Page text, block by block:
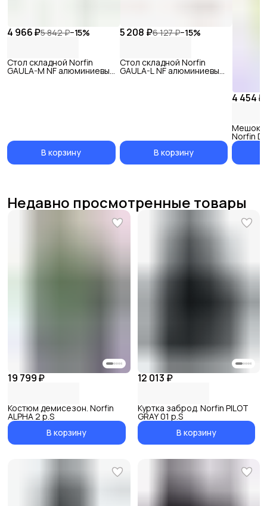
4 966 ₽5 842 ₽−15%
Стол складной Norfin
GAULA-M NF алюминиевый
В корзину
5 208 ₽6 127 ₽−15%
Стол складной Norfin
GAULA-L NF алюминиевый
В корзину
4 454 ₽
Мешок-
Norfin
Недавно просмотренные товары
19 799 ₽
Костюм демисезон. Norfin
ALPHA 2 р.S
В корзину
12 013 ₽
Куртка заброд. Norfin PILOT
GRAY 01 р.S
В корзину